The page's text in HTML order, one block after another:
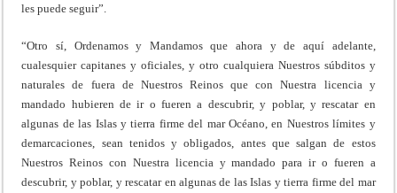
les puede seguir”.
“Otro sí, Ordenamos y Mandamos que ahora y de aquí adelante,
cualesquier capitanes y oficiales, y otro cualquiera Nuestros súbditos y
naturales de fuera de Nuestros Reinos que con Nuestra licencia y
mandado hubieren de ir o fueren a descubrir, y poblar, y rescatar en
algunas de las Islas y tierra firme del mar Océano, en Nuestros límites y
demarcaciones, sean tenidos y obligados, antes que salgan de estos
Nuestros Reinos con Nuestra licencia y mandado para ir o fueren a
descubrir, y poblar, y rescatar en algunas de las Islas y tierra firme del mar